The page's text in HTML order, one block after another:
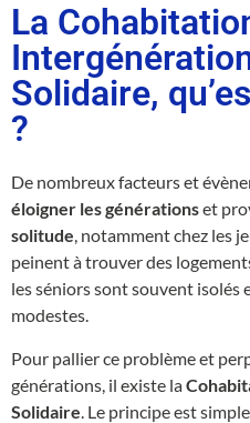
La
Solidaire,
?
De nombreux facteurs et
éloigner les générationset
solitude, notamment chez les
peinent à trouver des
les séniors sont souvent isolés
modestes.
Pour pallier ce problème et
générations, il existe la
Solidaire . Le principe est